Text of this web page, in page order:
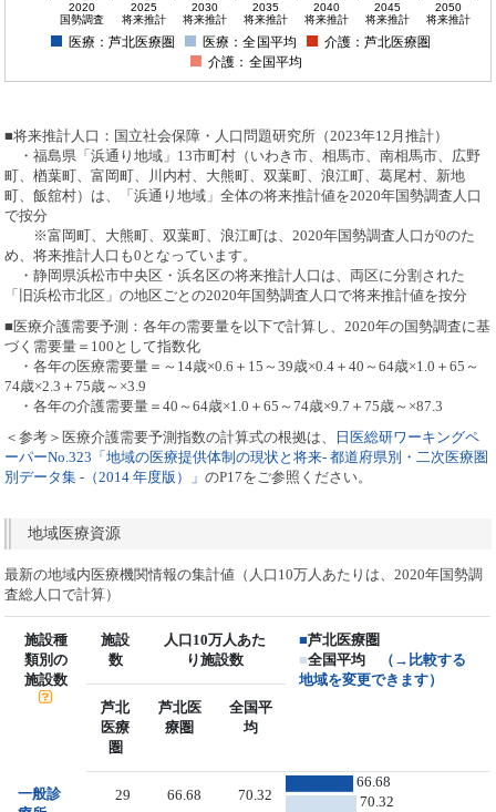
2020
国勢調査
2025
将来推計
2030
将来推計
2035
将来推計
2040
将来推計
2045
将来推計
2050
将来推計
医療：芦北医療圏 医療：全国平均
介護：芦北医療圏
介護：全国平均
■将来推計人口：国立社会保障・人口問題研究所（2023年12月推計）
・福島県「浜通り地域」13市町村（いわき市、相馬市、南相馬市、広野
町、楢葉町、富岡町、川内村、大熊町、双葉町、浪江町、葛尾村、新地
町、飯舘村）は、「浜通り地域」全体の将来推計値を2020年国勢調査人口
で按分
※富岡町、大熊町、双葉町、浪江町は、2020年国勢調査人口が0のた
め、将来推計人口も0となっています。
・静岡県浜松市中央区・浜名区の将来推計人口は、両区に分割された
「旧浜松市北区」の地区ごとの2020年国勢調査人口で将来推計値を按分
■医療介護需要予測：各年の需要量を以下で計算し、2020年の国勢調査に基
づく需要量＝100として指数化
・各年の医療需要量＝～14歳×0.6＋15～39歳×0.4＋40～64歳×1.0＋65～
74歳×2.3＋75歳～×3.9
・各年の介護需要量＝40～64歳×1.0＋65～74歳×9.7＋75歳～×87.3
＜参考＞医療介護需要予測指数の計算式の根拠は、
日医総研ワーキングペ
ーパーNo.323「地域の医療提供体制の現状と将来- 都道府県別・二次医療圏
別データ集 -（2014 年度版）」のP17をご参照ください。
地域医療資源
最新の地域内医療機関情報の集計値（人口10万人あたりは、2020年国勢調
査総人口で計算）
施設種
類別の
施設数
施設
数
人口10万人あた
り施設数
■芦北医療圏
■全国平均
（→比較する
地域を変更できます）
芦北
医療
圏
芦北医
療圏
全国平
均
一般診
29 66.68 70.32
66.68
70.32